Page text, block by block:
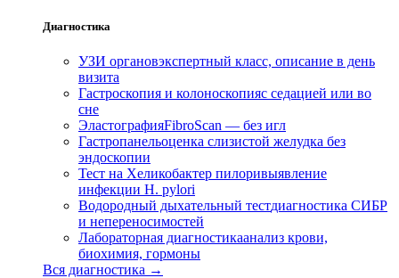
Диагностика
УЗИ органовэкспертный класс, описание в день
визита
Гастроскопия и колоноскопияс седацией или во
сне
ЭластографияFibroScan — без игл
Гастропанельоценка слизистой желудка без
эндоскопии
Тест на Хеликобактер пилоривыявление
инфекции H. pylori
Водородный дыхательный тестдиагностика СИБР
и непереносимостей
Лабораторная диагностикаанализ крови,
биохимия, гормоны
Вся диагностика →